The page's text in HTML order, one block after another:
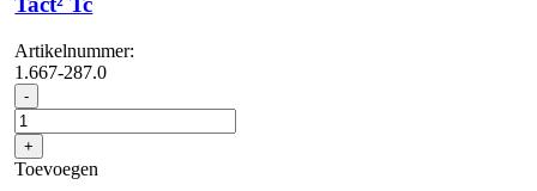
Artikelnummer:
1.667-287.0
- NT
65/2
Tact²
Tc
aantal
+
Toevoegen